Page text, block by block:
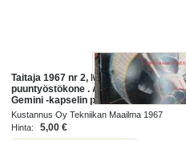
Taitaja 1967 nr 2, Mini Gt Emco-
puuntyöstökone . Askarteluohje:
Gemini -kapselin pienoismalli.
Lennokki malli :Sinisiipi -
pienoismalli. Kitaratremolo.
Nürnbergin
Kustannus Oy Tekniikan Maailma 1967
Hinta:
5,00 €